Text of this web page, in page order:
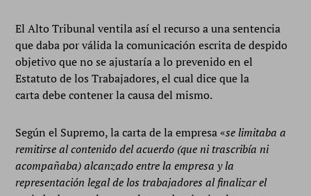
El Alto Tribunal ventila así el recurso a una sentencia
que daba por válida la comunicación escrita de despido
objetivo que no se ajustaría a lo prevenido en el
Estatuto de los Trabajadores, el cual dice que la
carta debe contener la causa del mismo.
Según el Supremo, la carta de la empresa «se limitaba a
remitirse al contenido del acuerdo (que ni trascribía ni
acompañaba) alcanzado entre la empresa y la
representación legal de los trabajadores al finalizar el